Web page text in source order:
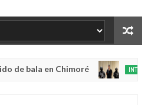
en Chimoré INTERNACIONAL